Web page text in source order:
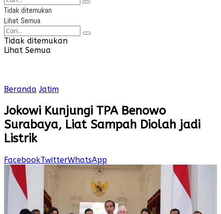
Tidak ditemukan
Lihat Semua
Tidak ditemukan
Lihat Semua
Beranda Jatim
Jokowi Kunjungi TPA Benowo
Surabaya, Liat Sampah Diolah jadi
Listrik
FacebookTwitterWhatsApp